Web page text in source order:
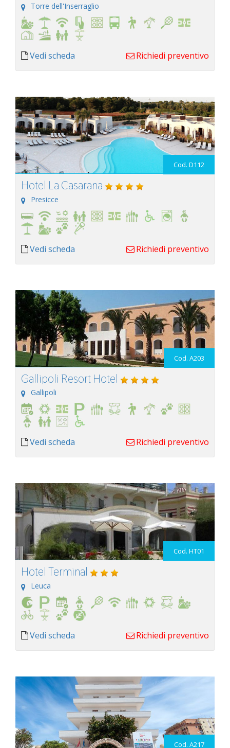
Torre dell'Inserraglio
Vedi scheda Richiedi preventivo
Cod. D112
Hotel La Casarana
Presicce
Vedi scheda Richiedi preventivo
Cod. A203
Gallipoli Resort Hotel
Gallipoli
Vedi scheda Richiedi preventivo
Cod. HT01
Hotel Terminal
Leuca
Vedi scheda Richiedi preventivo
Cod. A217